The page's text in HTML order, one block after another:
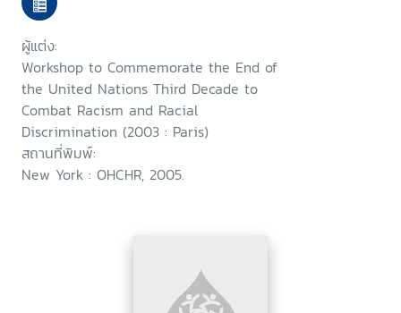
combat racism and racial
discrimination, Paris, 19-20
February 2003
ผู้แต่ง:
Workshop to Commemorate the End of
the United Nations Third Decade to
Combat Racism and Racial
Discrimination (2003 : Paris)
สถานที่พิมพ์:
New York : OHCHR, 2005.